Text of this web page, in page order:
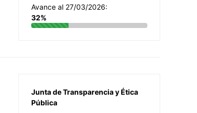
Avance al 27/03/2026:
32%
Junta de Transparencia y Ética
Pública